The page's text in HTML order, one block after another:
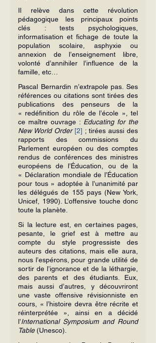
Il relève dans cette révolution
pédagogique les principaux points
clés : tests psychologiques,
informatisation et fichage de toute la
population scolaire, asphyxie ou
annexion de l’enseignement libre,
volonté d’annihiler l’influence de la
famille, etc…
Pascal Bernardin n’extrapole pas. Ses
références ou citations sont tirées des
publications des penseurs de la
« redéfinition du rôle de l’école », tel
ce maître ouvrage : Educating for the
New World Order [2] ; tirées aussi des
rapports des commissions du
Parlement européen ou des comptes
rendus de conférences des ministres
européens de l’Éducation, ou de la
« Déclaration mondiale de l’Éducation
pour tous » adoptée à l’unanimité par
les délégués de 155 pays (New York,
Unicef, 1990). L’offensive touche donc
toute la planète.
Si la lecture est, en certaines pages,
pesante, le grief est à mettre au
compte du style progressiste des
auteurs des citations, mais elle aura,
nous l’espérons, pour grande utilité de
sortir de l’ignorance et de la léthargie,
des parents et des étudiants. Eux,
mais aussi d’autres, y découvriront
une vaste offensive révisionniste en
cours, « l’histoire devra être récrite et
réinterprétée », ainsi en a décidé
l’International Symposium and Round
Table (Unesco).